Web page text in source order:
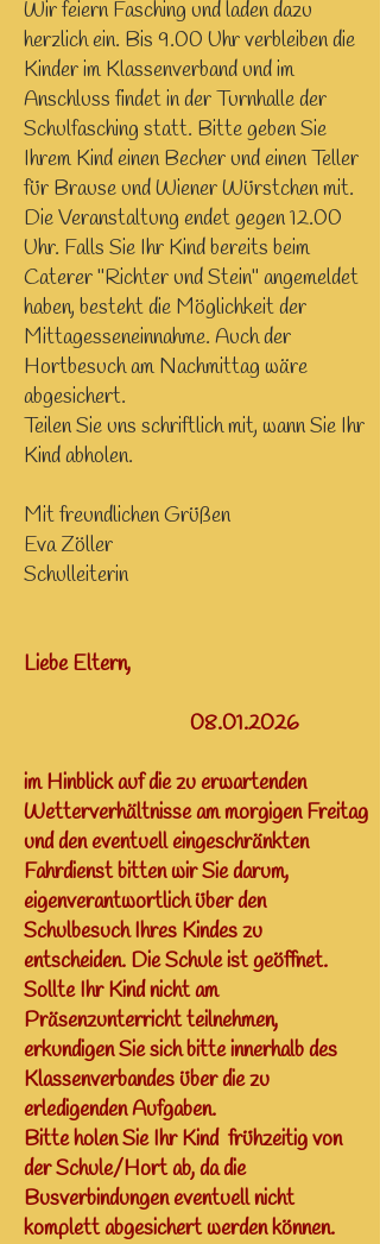
Wir feiern Fasching und laden dazu
herzlich ein. Bis 9.00 Uhr verbleiben die
Kinder im Klassenverband und im
Anschluss findet in der Turnhalle der
Schulfasching statt. Bitte geben Sie
Ihrem Kind einen Becher und einen Teller
für Brause und Wiener Würstchen mit.
Die Veranstaltung endet gegen 12.00
Uhr. Falls Sie Ihr Kind bereits beim
Caterer "Richter und Stein" angemeldet
haben, besteht die Möglichkeit der
Mittagesseneinnahme. Auch der
Hortbesuch am Nachmittag wäre
abgesichert.
Teilen Sie uns schriftlich mit, wann Sie Ihr
Kind abholen.
Mit freundlichen Grüßen
Eva Zöller
Schulleiterin
Liebe Eltern,
08.01.2026
im Hinblick auf die zu erwartenden
Wetterverhältnisse am morgigen Freitag
und den eventuell eingeschränkten
Fahrdienst bitten wir Sie darum,
eigenverantwortlich über den
Schulbesuch Ihres Kindes zu
entscheiden. Die Schule ist geöffnet.
Sollte Ihr Kind nicht am
Präsenzunterricht teilnehmen,
erkundigen Sie sich bitte innerhalb des
Klassenverbandes über die zu
erledigenden Aufgaben.
Bitte holen Sie Ihr Kind frühzeitig von
der Schule/Hort ab, da die
Busverbindungen eventuell nicht
komplett abgesichert werden können.